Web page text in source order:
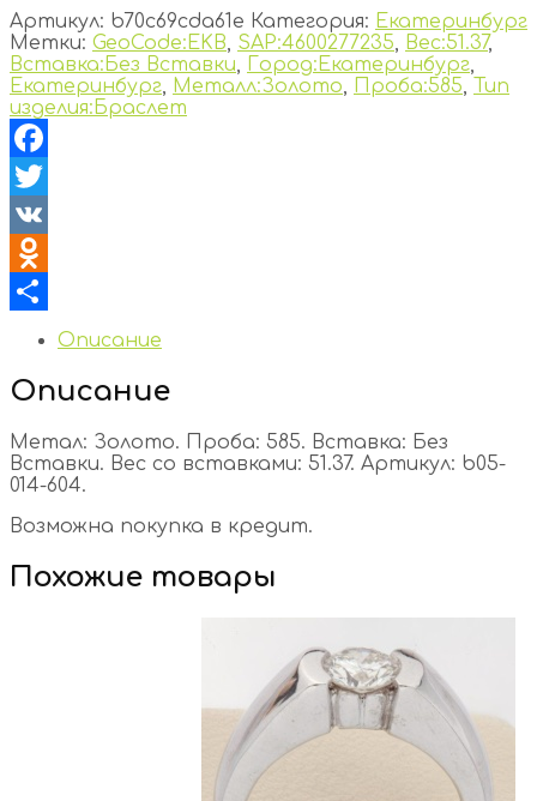
Артикул: b70c69cda61e Категория: Екатеринбург
Метки: GeoCode:EKB, SAP:4600277235, Вес:51.37,
Вставка:Без Вставки, Город:Екатеринбург,
Екатеринбург, Металл:Золото, Проба:585, Тип
изделия:Браслет
Facebook
Twitter
VK
Odnoklassniki
Отправить
Описание
Описание
Метал: Золото. Проба: 585. Вставка: Без
Вставки. Вес со вставками: 51.37. Артикул: b05-
014-604.
Возможна покупка в кредит.
Похожие товары